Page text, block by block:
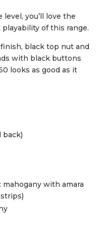
you’ll love the
of this range.
black top nut and
with black buttons
looks as good as it
back)
mahogany with amara